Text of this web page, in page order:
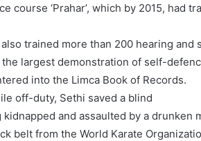
course ‘Prahar’, which by 2015, had
trained more than 200 hearing
largest demonstration of self-
into the Limca Book of Records.
off-duty, Sethi saved a blind
and assaulted by a drunken
belt from the World Karate